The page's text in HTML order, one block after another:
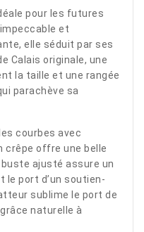
pour les futures
et
elle séduit par ses
Calais originale, une
la taille et une rangée
parachève sa
courbes avec
crêpe offre une belle
ajusté assure un
port d’un soutien-
sublime le port de
naturelle à